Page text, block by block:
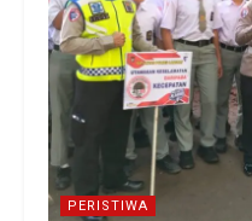
PERISTIWA